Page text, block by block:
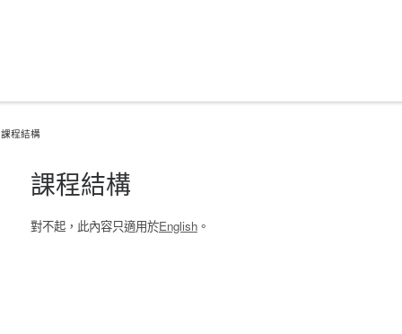
課程結構
課程結構
對不起，此內容只適用於English 。